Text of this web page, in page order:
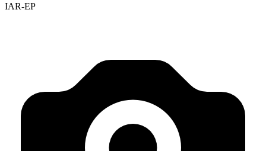
IAR-EP